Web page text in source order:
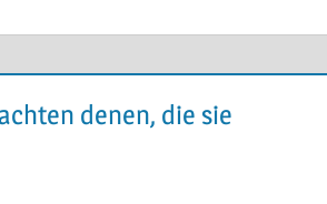
denen, die sie